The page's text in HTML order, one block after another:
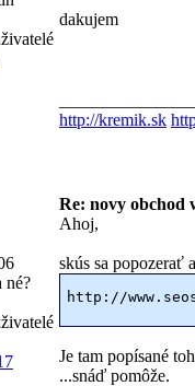
dakujem
http://kremik.sk
Re: novy obchod
né?
Ahoj,
skús sa popozerať
http://
Je tam popísané
...snáď pomôže.